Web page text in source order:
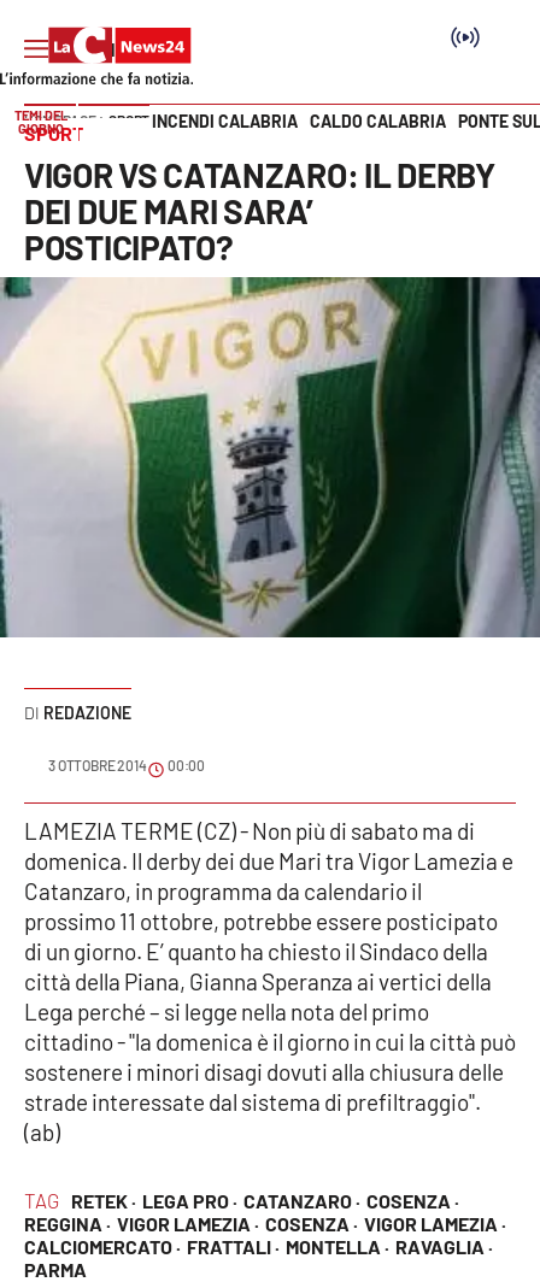
SEZIONI
Cronaca
Politica
Attualità
Economia e lavoro
Italia Mondo
Meteo
Editoriali
VIDEO
Ambiente
Cronaca
Cultura
Economia e Lavoro
Politica
Vai
TEMI DEL
GIORNO
INCENDI CALABRIA CALDO CALABRIA PONTE
HOME PAGE SPORT
SPORT
VIGOR VS CATANZARO: IL DERBY
DEI DUE MARI SARA’
POSTICIPATO?
REDAZIONE
3 OTTOBRE 2014 00:00
TAG RETEK · LEGA PRO · CATANZARO · COSENZA ·
REGGINA · VIGOR LAMEZIA · COSENZA · VIGOR LAMEZIA ·
CALCIOMERCATO · FRATTALI · MONTELLA · RAVAGLIA ·
PARMA
LAMEZIA TERME (CZ) - Non più di sabato ma di
domenica. Il derby dei due Mari tra Vigor Lamezia e
Catanzaro, in programma da calendario il
prossimo 11 ottobre, potrebbe essere posticipato
di un giorno. E’ quanto ha chiesto il Sindaco della
città della Piana, Gianna Speranza ai vertici della
Lega perché – si legge nella nota del primo
cittadino - "la domenica è il giorno in cui la città può
sostenere i minori disagi dovuti alla chiusura delle
strade interessate dal sistema di prefiltraggio".
(ab)